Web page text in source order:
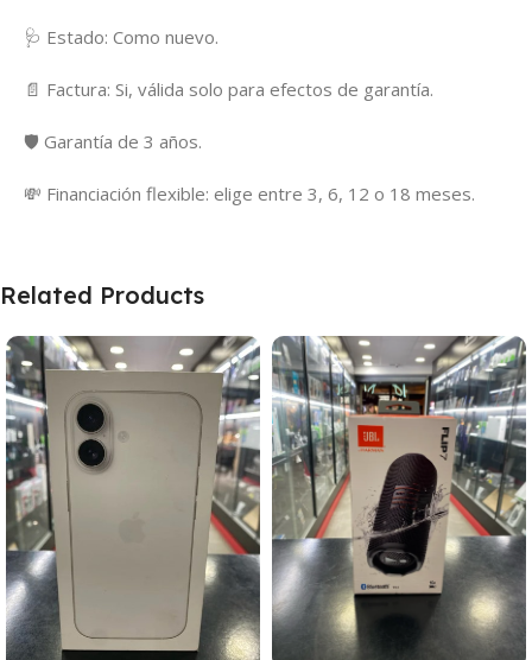
🩺 Estado: Como nuevo.
📄 Factura: Si, válida solo para efectos de garantía.
🛡️ Garantía de 3 años.
💸 Financiación flexible: elige entre 3, 6, 12 o 18 meses.
Related Products